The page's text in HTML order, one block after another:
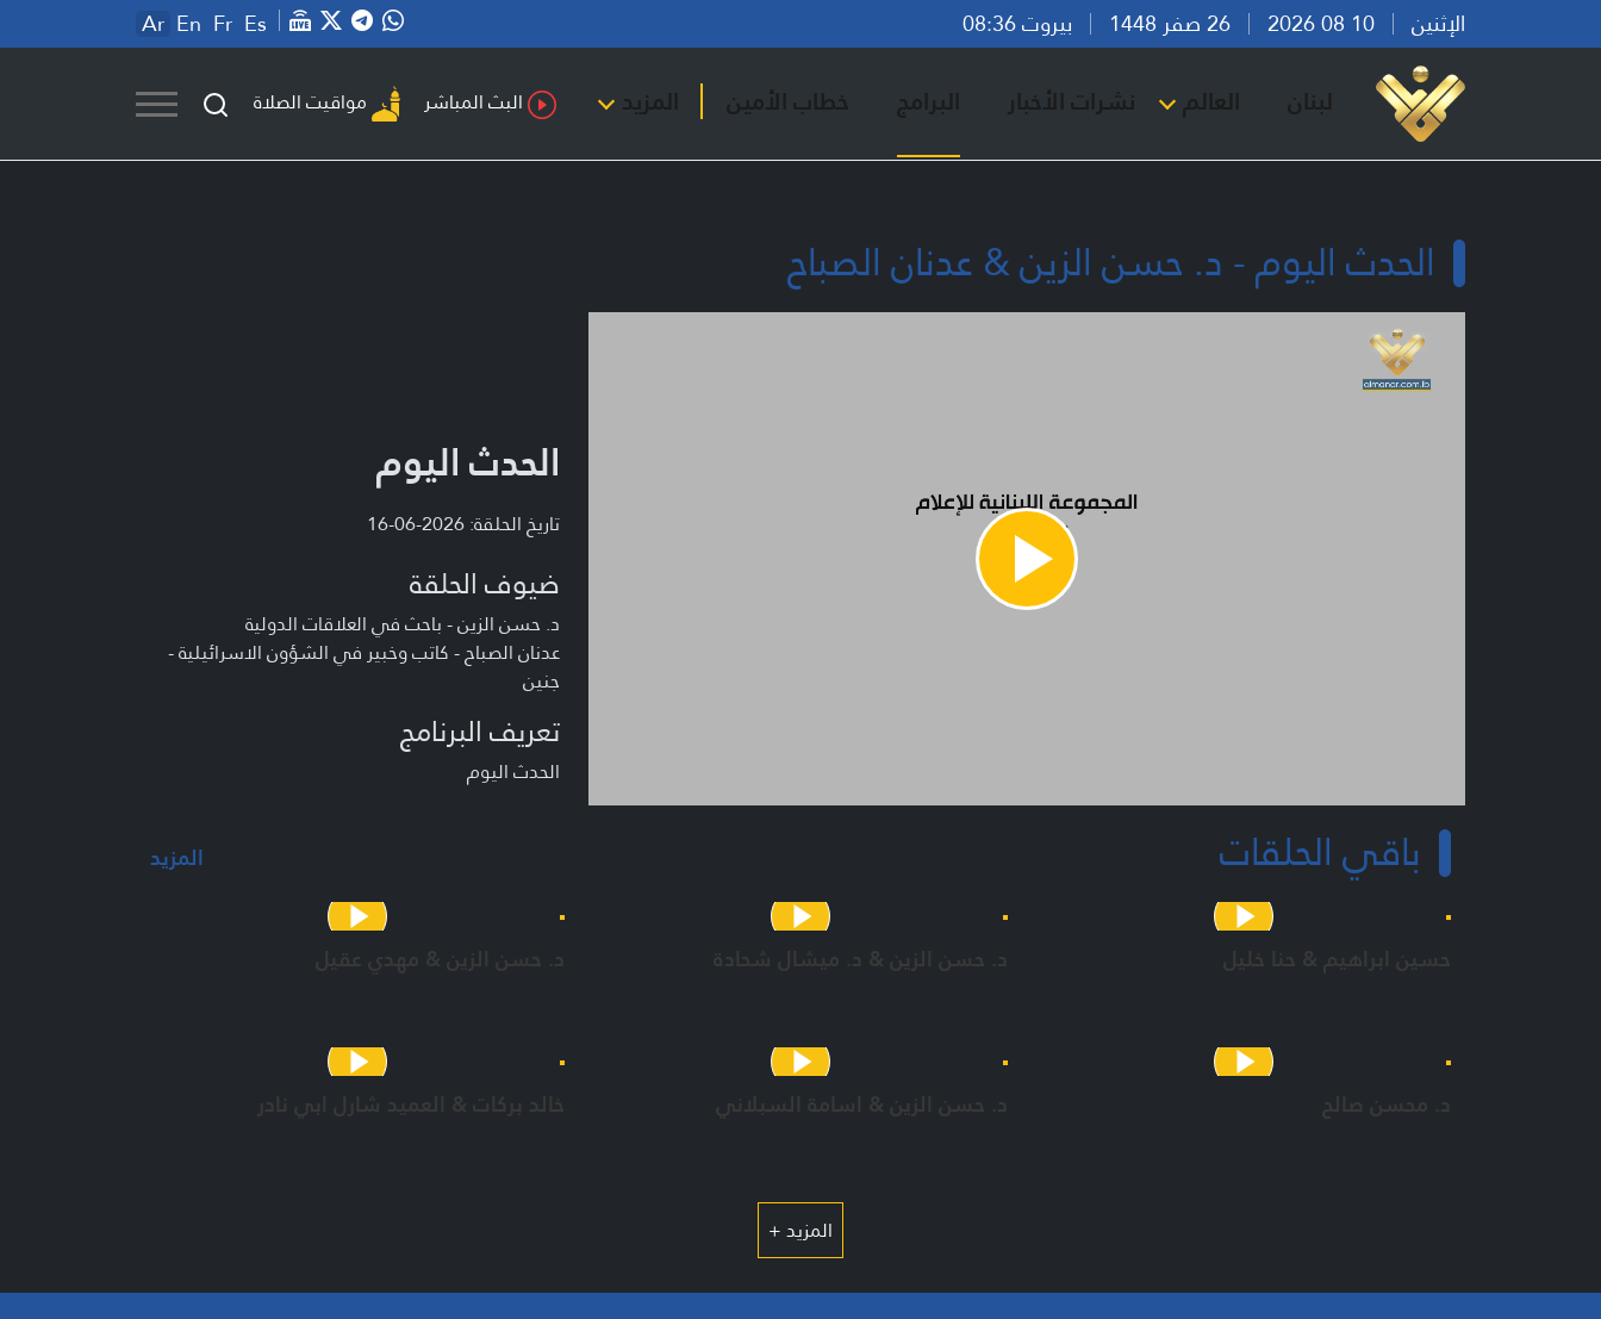
الإثنين بيروت 08:36 Ar En Fr Es
لبنان العالم نشرات الأخبار البرامج خطاب الأمين المزيد البث المباشر مواقيت الصلاة
الحدث اليوم - د. حسن الزين & عدنان الصباح
Play
Video
الحدث اليوم
تاريخ الحلقة: 2026-06-16
ضيوف الحلقة
د. حسن الزين - باحث في العلاقات الدولية
عدنان الصباح - كاتب وخبير في الشؤون الاسرائيلية -
جنين
تعريف البرنامج
الحدث اليوم
باقي الحلقات المزيد
حسين ابراهيم & حنا خليل د. حسن الزين & د. ميشال شحادة د. حسن الزين & مهدي عقيل
د. محسن صالح د. حسن الزين & اسامة السبلاني خالد بركات & العميد شارل ابي نادر
المزيد +